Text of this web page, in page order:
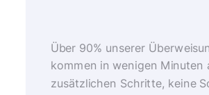
Über 90% unserer
kommen in wenigen Minuten
zusätzlichen Schritte, keine